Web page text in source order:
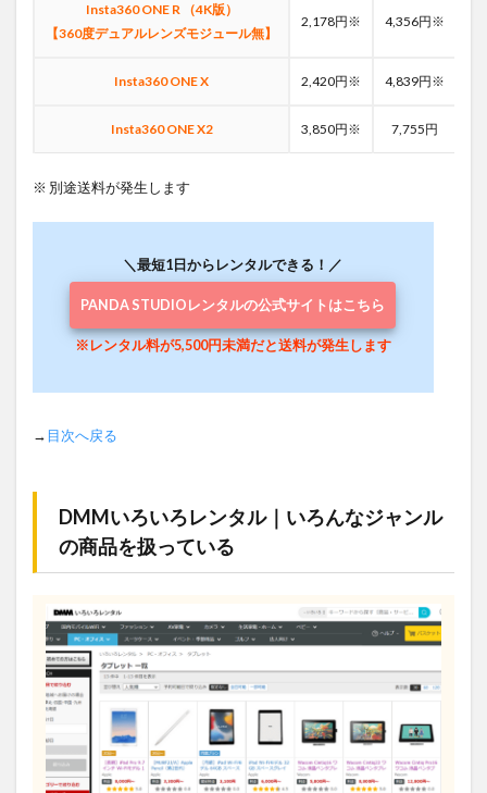
Insta360 ONE R （4K版）
【360度デュアルレンズモジュール無】
2,178円※ 4,356円※
Insta360 ONE X 2,420円※ 4,839円※
Insta360 ONE X2 3,850円※ 7,755円
※ 別途送料が発生します
＼最短1日からレンタルできる！／
PANDA STUDIOレンタルの公式サイトはこちら
※レンタル料が5,500円未満だと送料が発生します
→ 目次へ戻る
DMMいろいろレンタル｜いろんなジャンル
の商品を扱っている